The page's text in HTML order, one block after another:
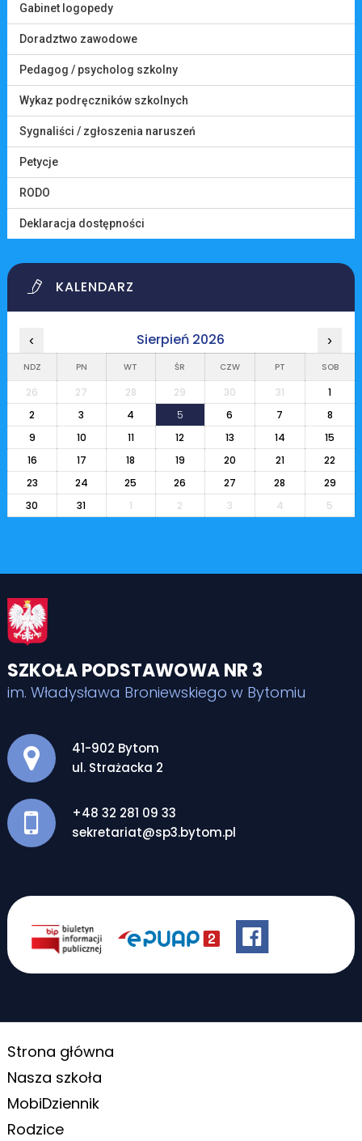
Gabinet logopedy
Doradztwo zawodowe
Pedagog / psycholog szkolny
Wykaz podręczników szkolnych
Sygnaliści / zgłoszenia naruszeń
Petycje
RODO
Deklaracja dostępności
KALENDARZ
‹ Sierpień 2026 ›
NDZ PN WT ŚR CZW PT SOB
26 27 28 29 30 31
1
2
3 4 5 6 7
8
9
10 11 12 13 14
15
16
17 18 19 20 21
22
23
24 25 26 27 28
29
30
31 1 2 3 4 5
SZKOŁA PODSTAWOWA NR 3
im. Władysława Broniewskiego w Bytomiu
Adres pocztowy:
41-902 Bytom
ul. Strażacka 2
+48 32 281 09 33
sekretariat@sp3.bytom.pl
Strona główna
Nasza szkoła
MobiDziennik
Rodzice